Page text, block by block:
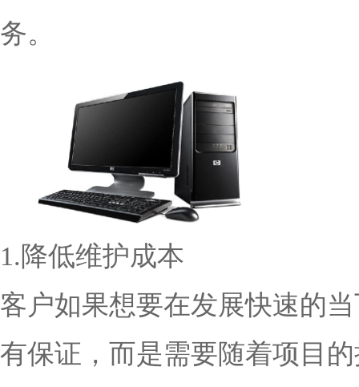
务。
1.降低维护成本
客户如果想要在发展快速的
有保证，而是需要随着项目